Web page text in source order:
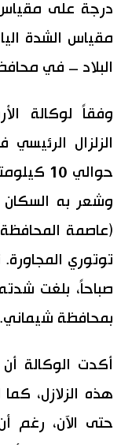
علوم وتكنولوجيا
الأقسام
أشخاص
سياسة
ثقافة
اللغة اليابانية
موسوعة اليابان
هو وهي
مقياس الشدة
البلاد – في
حوالي
(عاصمة
بمحافظة شيماني.
أكدت الوكالة
هذه الزلازل،
حتى الآن، رغم